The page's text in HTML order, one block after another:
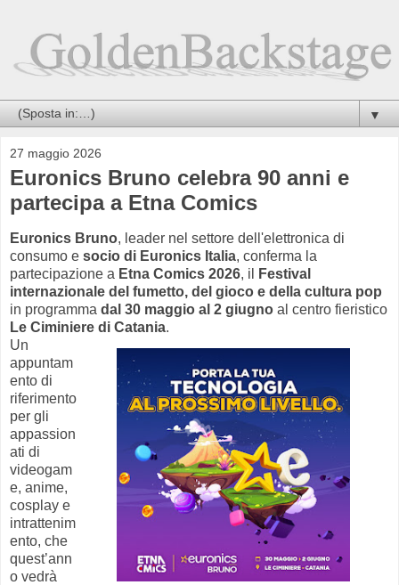
▼
27 maggio 2026
Euronics Bruno celebra 90 anni e
partecipa a Etna Comics
Euronics Bruno, leader nel settore dell'elettronica di
consumo e socio di Euronics Italia, conferma la
partecipazione a Etna Comics 2026, il
Festival
internazionale del fumetto, del gioco e della cultura pop
in programma dal 30 maggio al 2 giugno al centro fieristico
Le Ciminiere di Catania.
Un
appuntam
ento di
riferimento
per gli
appassion
ati di
videogam
e, anime,
cosplay e
intrattenim
ento, che
quest’ann
o vedrà